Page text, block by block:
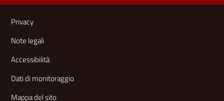
Link e informazioni utili
Privacy
Note legali
Accessibilità
Dati di monitoraggio
Mappa del sito